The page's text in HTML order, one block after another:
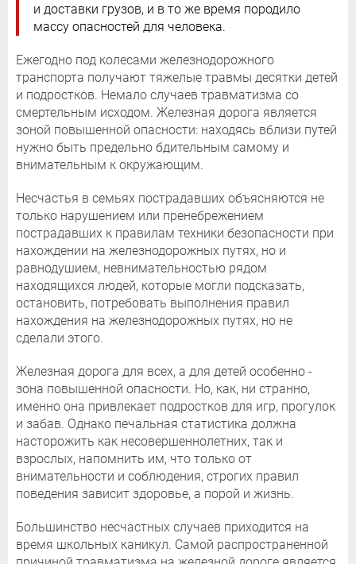
и доставки грузов, и в то же время породило
массу опасностей для человека.
Ежегодно под колесами железнодорожного
транспорта получают тяжелые травмы десятки детей
и подростков. Немало случаев травматизма со
смертельным исходом. Железная дорога является
зоной повышенной опасности: находясь вблизи путей
нужно быть предельно бдительным самому и
внимательным к окружающим.
Несчастья в семьях пострадавших объясняются не
только нарушением или пренебрежением
пострадавших к правилам техники безопасности при
нахождении на железнодорожных путях, но и
равнодушием, невнимательностью рядом
находящихся людей, которые могли подсказать,
остановить, потребовать выполнения правил
нахождения на железнодорожных путях, но не
сделали этого.
Железная дорога для всех, а для детей особенно -
зона повышенной опасности. Но, как, ни странно,
именно она привлекает подростков для игр, прогулок
и забав. Однако печальная статистика должна
насторожить как несовершеннолетних, так и
взрослых, напомнить им, что только от
внимательности и соблюдения, строгих правил
поведения зависит здоровье, а порой и жизнь.
Большинство несчастных случаев приходится на
время школьных каникул. Самой распространенной